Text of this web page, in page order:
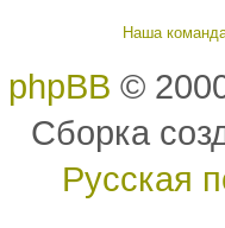
Наша
phpBB ©
Сборка
Русская